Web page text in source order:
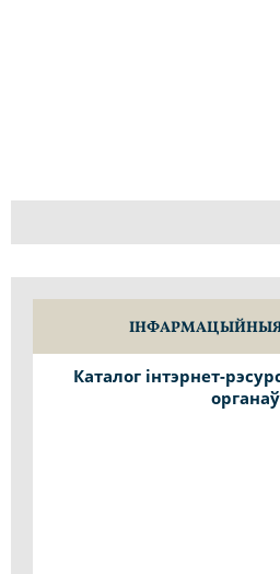
Каталог інтэрнет-
органаў